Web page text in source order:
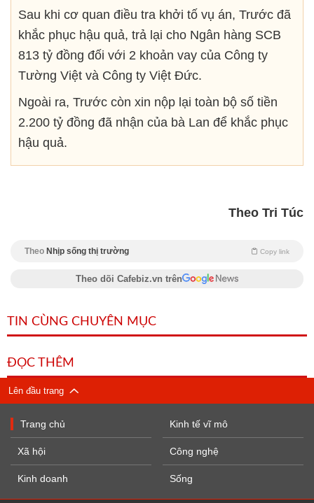
Sau khi cơ quan điều tra khởi tố vụ án, Trước đã
khắc phục hậu quả, trả lại cho Ngân hàng SCB
813 tỷ đồng đối với 2 khoản vay của Công ty
Tường Việt và Công ty Việt Đức.
Ngoài ra, Trước còn xin nộp lại toàn bộ số tiền
2.200 tỷ đồng đã nhận của bà Lan để khắc phục
hậu quả.
Theo Tri Túc
Theo Nhịp sống thị trường Copy link
Theo dõi Cafebiz.vn trên
TIN CÙNG CHUYÊN MỤC
ĐỌC THÊM
Lên đầu trang
Trang chủ
Xã hội
Kinh doanh
Kinh tế vĩ mô
Công nghệ
Sống